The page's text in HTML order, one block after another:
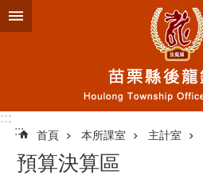
跳到主要內容區塊
:::
:::
首頁 本所課室 主計室
預算決算區